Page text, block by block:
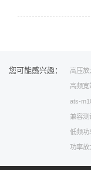
您可能感兴趣： 高压放
高频宽
ats-
兼容测
低频功
功率放